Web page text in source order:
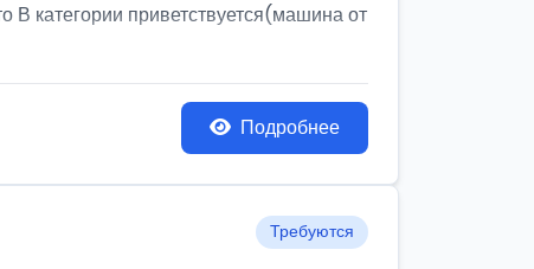
категории приветствуется(машина от
Подробнее
Требуются